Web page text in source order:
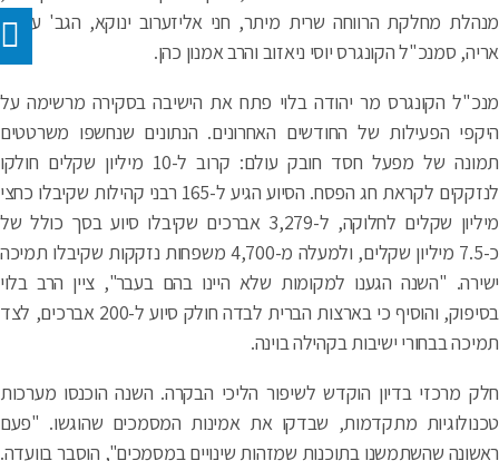
מחלקת הרווחה שרית מיתר, חני אליזערוב ינוקא, הגב' עליזה
סמנכ"ל הקונגרס יוסי ניאזוב והרב אמנון כהן.
הקונגרס מר יהודה בלוי פתח את הישיבה בסקירה מרשימה על
הפעילות של החודשים האחרונים. הנתונים שנחשפו משרטטים
תמונה של מפעל חסד חובק עולם: קרוב ל-10 מיליון שקלים חולקו
לנזקקים לקראת חג הפסח. הסיוע הגיע ל-165 רבני קהילות שקיבלו כחצי
מיליון שקלים לחלוקה, ל-3,279 אברכים שקיבלו סיוע בסך כולל של
כ-7.5 מיליון שקלים, ולמעלה מ-4,700 משפחות נזקקות שקיבלו תמיכה
"השנה הגענו למקומות שלא היינו בהם בעבר", ציין הרב בלוי
בסיפוק, והוסיף כי בארצות הברית לבדה חולק סיוע ל-200 אברכים, לצד
בבחורי ישיבות בקהילה בוינה.
מרכזי בדיון הוקדש לשיפור הליכי הבקרה. השנה הוכנסו מערכות
מתקדמות, שבדקו את אמינות המסמכים שהוגשו. "פעם
שהשתמשנו בתוכנות שמזהות שינויים במסמכים", הוסבר בוועדה.